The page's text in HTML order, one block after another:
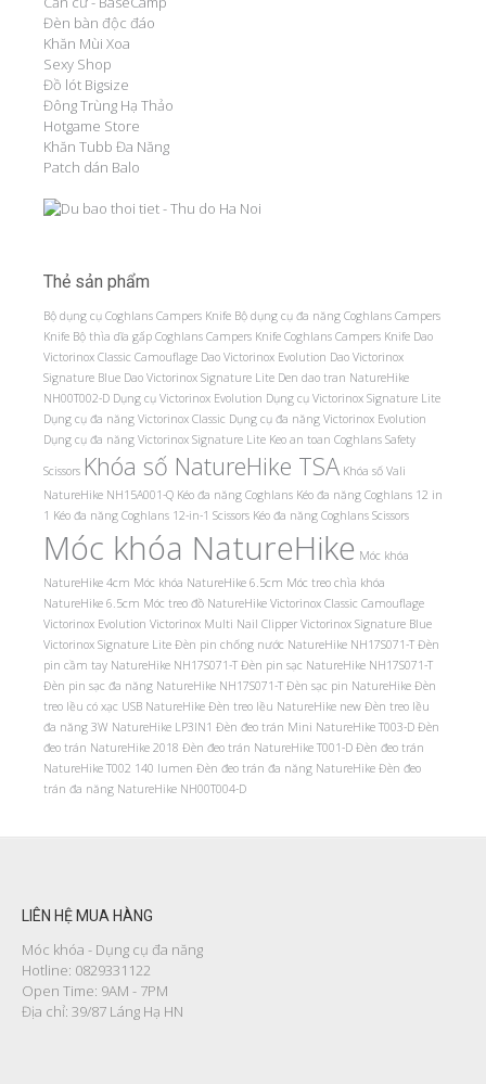
Đèn bàn độc đáo
Khăn Mùi Xoa
Sexy Shop
Đồ lót Bigsize
Đông Trùng Hạ Thảo
Hotgame Store
Khăn Tubb Đa Năng
Patch dán Balo
Thẻ sản phẩm
Bộ dụng cụ Coghlans Campers Knife Bộ dụng cụ đa năng Coghlans Campers
Knife Bộ thìa dĩa gấp Coghlans Campers Knife Coghlans Campers Knife Dao
Victorinox Classic Camouflage Dao Victorinox Evolution Dao Victorinox
Signature Blue Dao Victorinox Signature Lite Den dao tran NatureHike
NH00T002-D Dụng cụ Victorinox Evolution Dụng cụ Victorinox Signature Lite
Dụng cụ đa năng Victorinox Classic Dụng cụ đa năng Victorinox Evolution
Dụng cụ đa năng Victorinox Signature Lite Keo an toan Coghlans Safety
Scissors Khóa số NatureHike TSA Khóa số Vali
NatureHike NH15A001-Q Kéo đa năng Coghlans Kéo đa năng Coghlans 12 in
1 Kéo đa năng Coghlans 12-in-1 Scissors Kéo đa năng Coghlans Scissors
Móc khóa NatureHike Móc khóa
NatureHike 4cm Móc khóa NatureHike 6.5cm Móc treo chìa khóa
NatureHike 6.5cm Móc treo đồ NatureHike Victorinox Classic Camouflage
Victorinox Evolution Victorinox Multi Nail Clipper Victorinox Signature Blue
Victorinox Signature Lite Đèn pin chống nước NatureHike NH17S071-T Đèn
pin cầm tay NatureHike NH17S071-T Đèn pin sạc NatureHike NH17S071-T
Đèn pin sạc đa năng NatureHike NH17S071-T Đèn sạc pin NatureHike Đèn
treo lều có xạc USB NatureHike Đèn treo lều NatureHike new Đèn treo lều
đa năng 3W NatureHike LP3IN1 Đèn đeo trán Mini NatureHike T003-D Đèn
đeo trán NatureHike 2018 Đèn đeo trán NatureHike T001-D Đèn đeo trán
NatureHike T002 140 lumen Đèn đeo trán đa năng NatureHike Đèn đeo
trán đa năng NatureHike NH00T004-D
LIÊN HỆ MUA HÀNG
Móc khóa - Dụng cụ đa năng
Hotline: 0829331122
Open Time: 9AM - 7PM
Địa chỉ: 39/87 Láng Hạ HN